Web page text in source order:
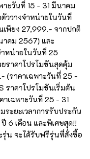
ะวันที่ 15 - 31 มีนาคม
ตัววางจำหน่ายในวันที่
พียง 27,999.- จากปกติ
คม 2567) และ
จำหน่ายในวันที่ 25
ยราคาโปรโมชันสุดคุ้ม
(ราคาเฉพาะวันที่ 25 -
ราคาโปรโมชันเริ่มต้น
เฉพาะวันที่ 25 - 31
ะยะเวลาการรับประกัน
6 เดือน และพิเศษสุด!!
รุ่น จะได้รับฟรีรุ่นที่สั่งซื้อ